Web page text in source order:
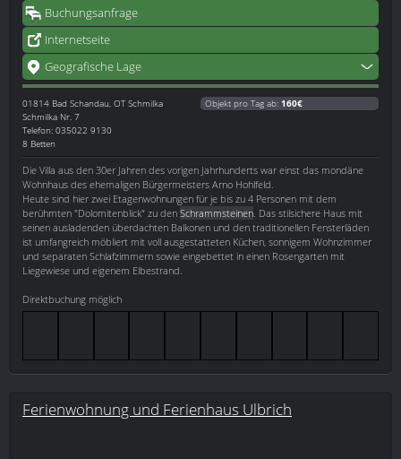
Buchungsanfrage
Internetseite
Geografische Lage
01814 Bad Schandau, OT Schmilka
Schmilka Nr. 7
Telefon: 035022 9130
8 Betten
Objekt pro Tag ab: 160€
Die Villa aus den 30er Jahren des vorigen Jahrhunderts war einst das mondäne
Wohnhaus des ehemaligen Bürgermeisters Arno Hohlfeld.
Heute sind hier zwei Etagenwohnungen für je bis zu 4 Personen mit dem
berühmten "Dolomitenblick" zu den Schrammsteinen . Das stilsichere Haus mit
seinen ausladenden überdachten Balkonen und den traditionellen Fensterläden
ist umfangreich möbliert mit voll ausgestatteten Küchen, sonnigem Wohnzimmer
und separaten Schlafzimmern sowie eingebettet in einen Rosengarten mit
Liegewiese und eigenem Elbestrand.
Direktbuchung möglich
Ferienwohnung und Ferienhaus Ulbrich